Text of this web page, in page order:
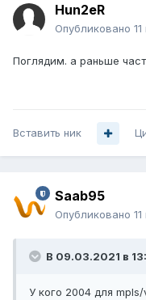
Hun2eR
Опубликовано
Поглядим. а раньше
Вставить ник
Saab95
Опубликовано
В 09.03.2021 в
У кого 2004 для